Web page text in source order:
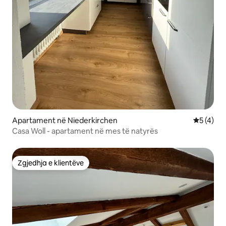
Apartament në Niederkirchen
5 (4)
Casa Woll - apartament në mes të natyrës
Zgjedhja e klientëve
Zgjedhja e klientëve